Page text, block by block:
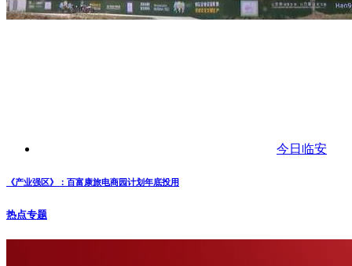
今日临安
《产业强区》：百富康旅电商园计划年底投用
热点专题